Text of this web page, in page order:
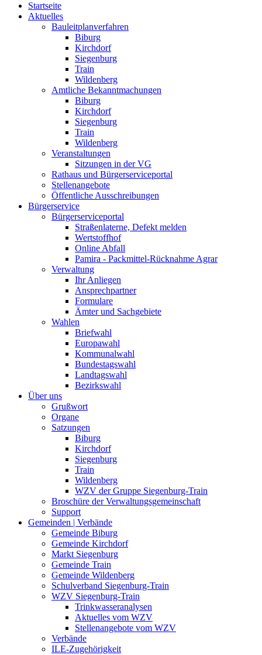
Startseite
Aktuelles
Bauleitplanverfahren
Biburg
Kirchdorf
Siegenburg
Train
Wildenberg
Amtliche Bekanntmachungen
Biburg
Kirchdorf
Siegenburg
Train
Wildenberg
Veranstaltungen
Sitzungen in der VG
Rathaus und Bürgerserviceportal
Stellenangebote
Öffentliche Ausschreibungen
Bürgerservice
Bürgerserviceportal
Straßenlaterne, Defekt melden
Wertstoffhof
Online Abfall
Pamira - Packmittel-Rücknahme Agrar
Verwaltung
Ihr Anliegen
Ansprechpartner
Formulare
Ämter und Sachgebiete
Wahlen
Briefwahl
Europawahl
Kommunalwahl
Bundestagswahl
Landtagswahl
Bezirkswahl
Über uns
Grußwort
Organe
Satzungen
Biburg
Kirchdorf
Siegenburg
Train
Wildenberg
WZV der Gruppe Siegenburg-Train
Broschüre der Verwaltungsgemeinschaft
Support
Gemeinden | Verbände
Gemeinde Biburg
Gemeinde Kirchdorf
Markt Siegenburg
Gemeinde Train
Gemeinde Wildenberg
Schulverband Siegenburg-Train
WZV Siegenburg-Train
Trinkwasseranalysen
Aktuelles vom WZV
Stellenangebote vom WZV
Verbände
ILE-Zugehörigkeit